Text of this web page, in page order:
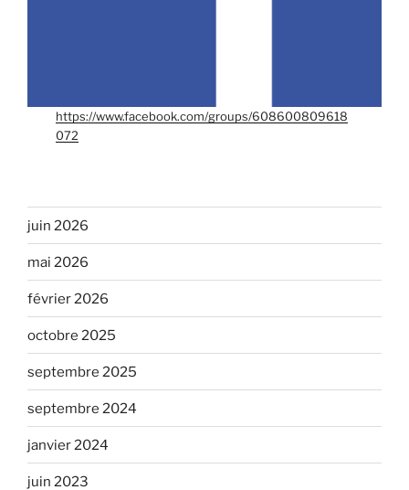
https://www.facebook.com/groups/608600809618
072
juin 2026
mai 2026
février 2026
octobre 2025
septembre 2025
septembre 2024
janvier 2024
juin 2023